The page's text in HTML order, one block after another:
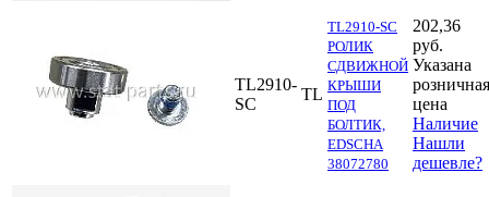
TL2910-
SC
TL
TL2910-SC
РОЛИК
СДВИЖНОЙ
КРЫШИ
ПОД
БОЛТИК,
EDSCHA
38072780
202,36
руб.
Указана
розничная
цена
Наличие
Нашли
дешевле?